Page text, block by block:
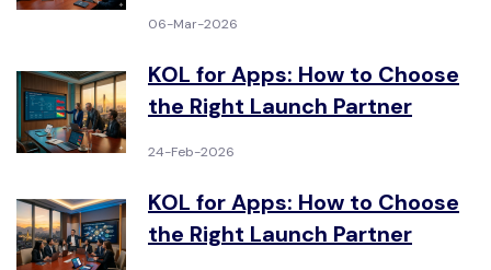
06-Mar-2026
KOL for Apps: How to Choose
the Right Launch Partner
24-Feb-2026
KOL for Apps: How to Choose
the Right Launch Partner